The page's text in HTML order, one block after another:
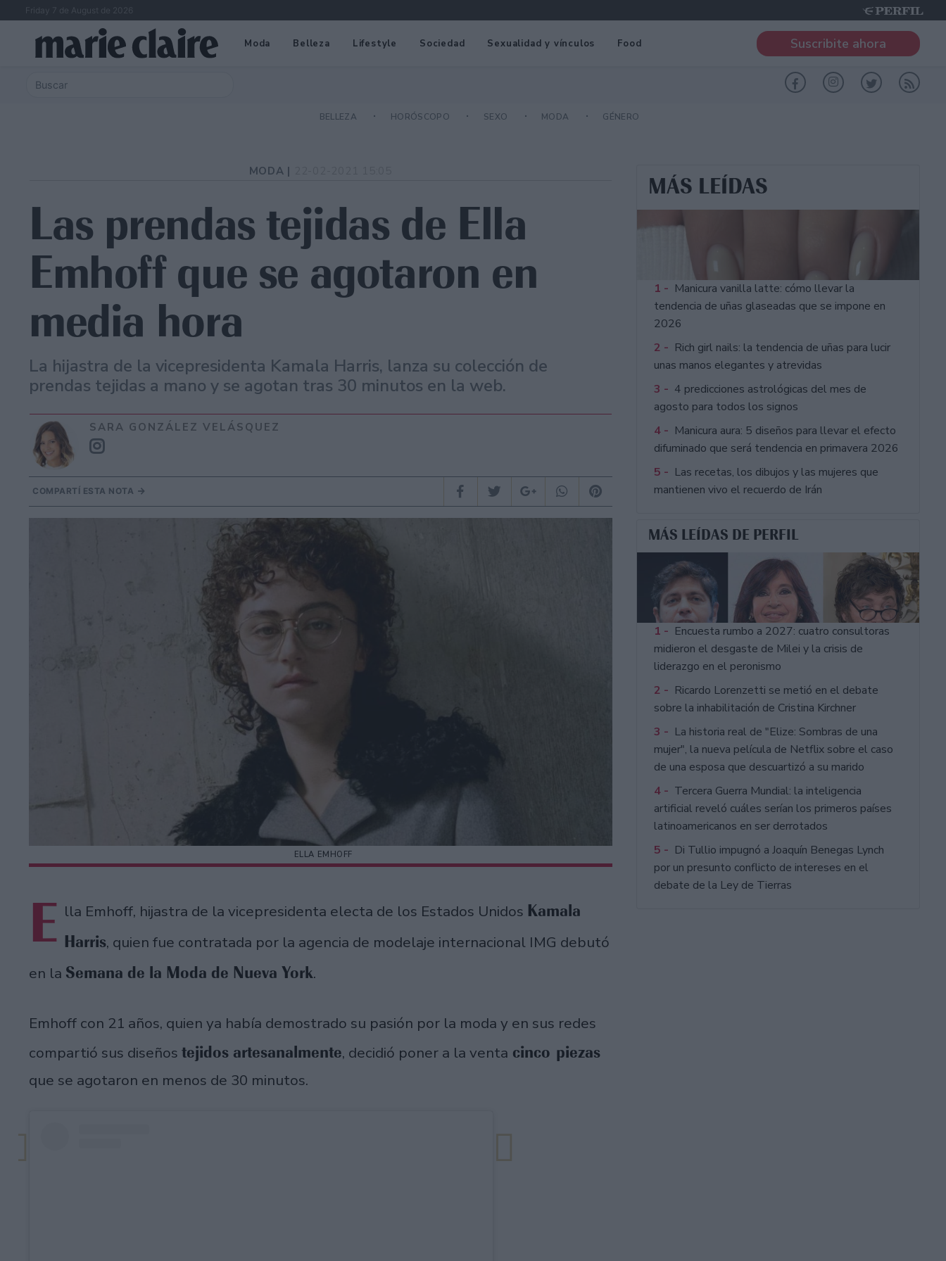
Friday 7 de August de 2026
Moda Belleza Lifestyle Sociedad Sexualidad y vínculos Food Suscribite ahora
BELLEZA HORÓSCOPO SEXO MODA GÉNERO
MODA |
Las prendas tejidas de Ella
Emhoff que se agotaron en
media hora
La hijastra de la vicepresidenta Kamala Harris, lanza su colección de
prendas tejidas a mano y se agotan tras 30 minutos en la web.
SARA GONZÁLEZ VELÁSQUEZ
COMPARTÍ ESTA NOTA
ELLA EMHOFF
E lla Emhoff, hijastra de la vicepresidenta electa de los Estados Unidos Kamala
Harris, quien fue contratada por la agencia de modelaje internacional IMG debutó
en la Semana de la Moda de Nueva York.
Emhoff con 21 años, quien ya había demostrado su pasión por la moda y en sus redes
compartió sus diseños tejidos artesanalmente, decidió poner a la venta cinco piezas
que se agotaron en menos de 30 minutos.
MÁS LEÍDAS
1 - Manicura vanilla latte: cómo llevar la
tendencia de uñas glaseadas que se impone en
2026
2 - Rich girl nails: la tendencia de uñas para lucir
unas manos elegantes y atrevidas
3 - 4 predicciones astrológicas del mes de
agosto para todos los signos
4 - Manicura aura: 5 diseños para llevar el efecto
difuminado que será tendencia en primavera 2026
5 - Las recetas, los dibujos y las mujeres que
mantienen vivo el recuerdo de Irán
MÁS LEÍDAS DE PERFIL
1 - Encuesta rumbo a 2027: cuatro consultoras
midieron el desgaste de Milei y la crisis de
liderazgo en el peronismo
2 - Ricardo Lorenzetti se metió en el debate
sobre la inhabilitación de Cristina Kirchner
3 - La historia real de "Elize: Sombras de una
mujer", la nueva película de Netflix sobre el caso
de una esposa que descuartizó a su marido
4 - Tercera Guerra Mundial: la inteligencia
artificial reveló cuáles serían los primeros países
latinoamericanos en ser derrotados
5 - Di Tullio impugnó a Joaquín Benegas Lynch
por un presunto conflicto de intereses en el
debate de la Ley de Tierras